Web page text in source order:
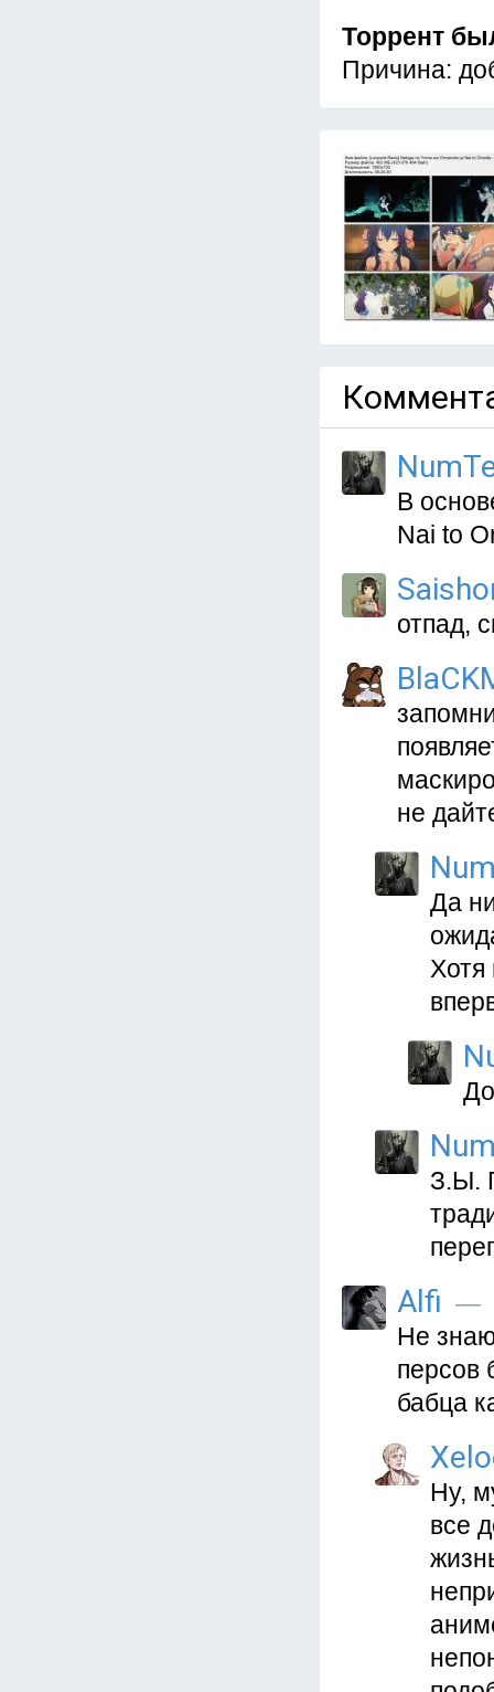
Торрент
Причина:
В
Nai to
отпад,
не
Да
Хотя
З.Ы.
Alfi —
Не
персов
бабца
Ну,
все